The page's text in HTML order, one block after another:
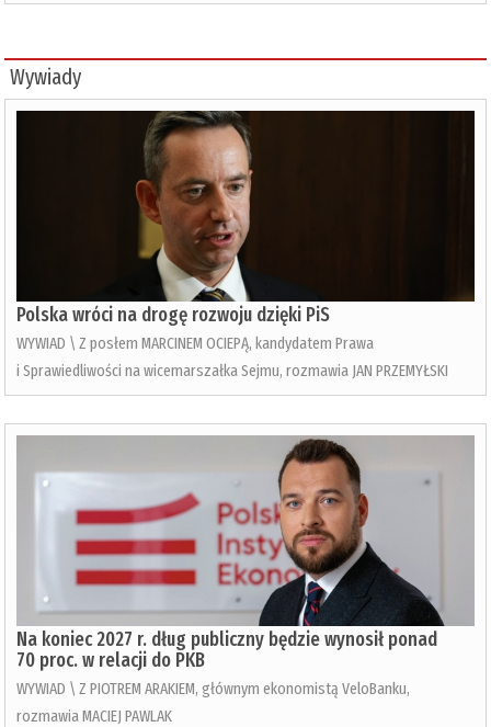
Wywiady
Polska wróci na drogę rozwoju dzięki PiS
WYWIAD \ Z posłem MARCINEM OCIEPĄ, kandydatem Prawa
i Sprawiedliwości na wicemarszałka Sejmu, rozmawia JAN PRZEMYŁSKI
Na koniec 2027 r. dług publiczny będzie wynosił ponad
70 proc. w relacji do PKB
WYWIAD \ Z PIOTREM ARAKIEM, głównym ekonomistą VeloBanku,
rozmawia MACIEJ PAWLAK